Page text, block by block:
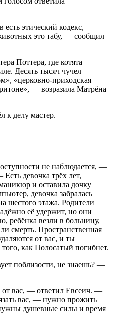
этический кодекс,
это табу, — сообщил
Поттера, где котята
Десять тысяч чучел
«церковно-приходская
— возразила Матрёна
к делу мастер.
не наблюдается, —
девочка трёх лет,
и оставила дочку
девочка забралась
шестого этажа. Родители
её удержит, но они
ребёнка везли в больницу,
смерть. Пространственная
от вас, и ты
как Полосатый погибнет.
поблизости, не знаешь? —
от вас, — ответил Евсеич. —
вас, — нужно прожить
душевные силы и время